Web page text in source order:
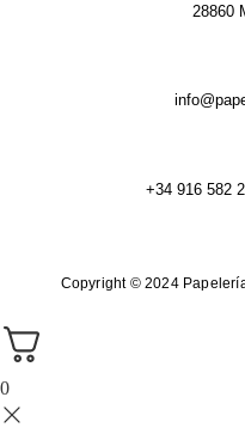
28860
+34 916 582
Copyright © 2024
0